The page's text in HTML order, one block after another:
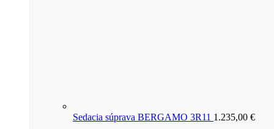
Sedacia súprava BERGAMO 3R11 1.235,00 €